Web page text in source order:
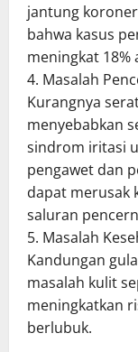
jantung
bahwa kasus
meningkat 18%
4. Masalah
Kurangnya
menyebabkan
sindrom iritasi
pengawet dan
dapat merusak
saluran
5. Masalah
Kandungan
masalah kulit
meningkatkan
berlubuk.